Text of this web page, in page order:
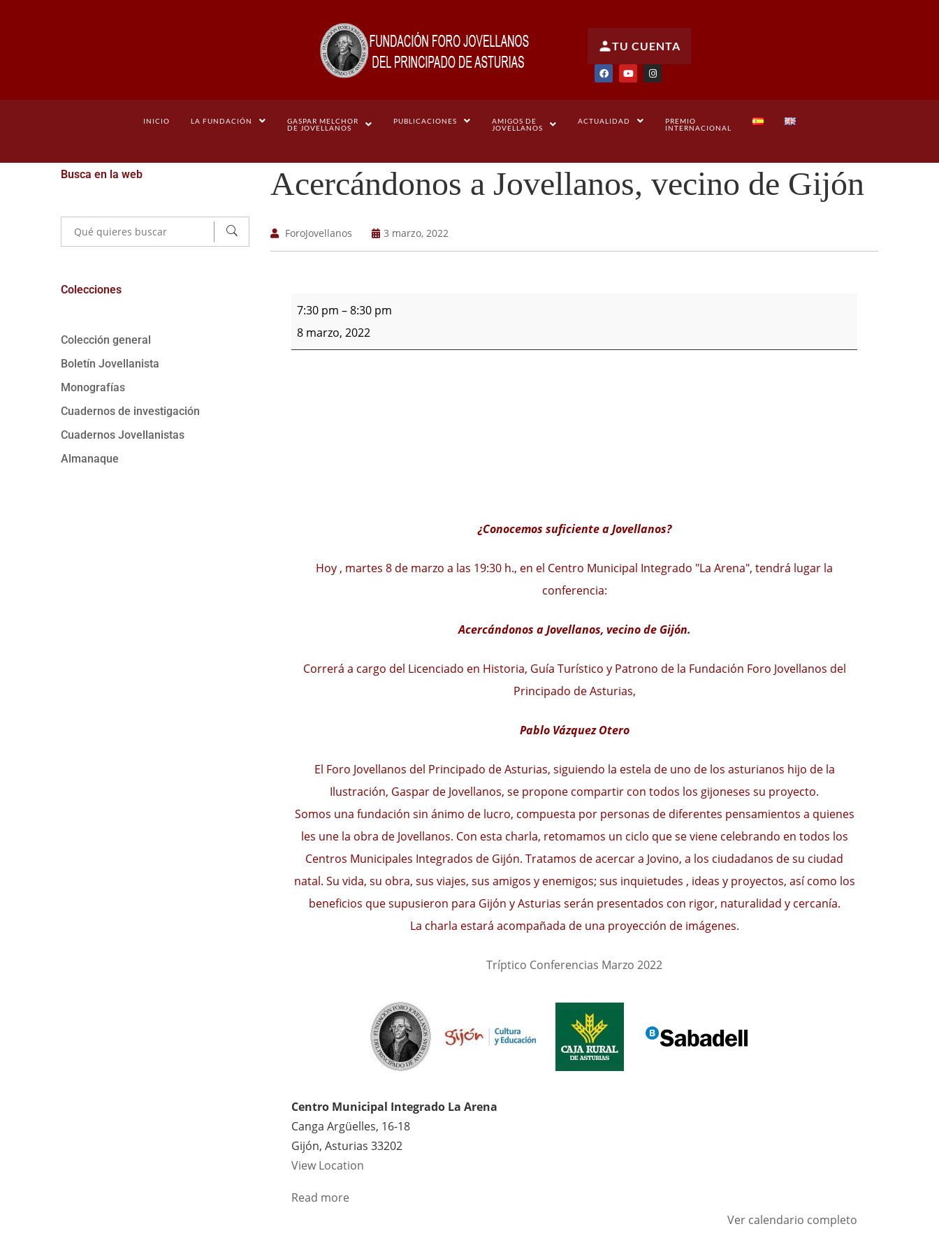
TU CUENTA
INICIO LA FUNDACIÓN
GASPAR MELCHOR
DE JOVELLANOS
PUBLICACIONES
AMIGOS DE
JOVELLANOS
ACTUALIDAD
PREMIO
INTERNACIONAL
Busca en la web
Colecciones
Colección general
Boletín Jovellanista
Monografías
Cuadernos de investigación
Cuadernos Jovellanistas
Almanaque
Acercándonos a Jovellanos, vecino de Gijón
ForoJovellanos 3 marzo, 2022
7:30 pm –8:30 pm
8 marzo, 2022
¿Conocemos suficiente a Jovellanos?
Hoy , martes 8 de marzo a las 19:30 h., en el Centro Municipal Integrado "La Arena", tendrá lugar la
conferencia:
Acercándonos a Jovellanos, vecino de Gijón.
Correrá a cargo del Licenciado en Historia, Guía Turístico y Patrono de la Fundación Foro Jovellanos del
Principado de Asturias,
Pablo Vázquez Otero
El Foro Jovellanos del Principado de Asturias, siguiendo la estela de uno de los asturianos hijo de la
Ilustración, Gaspar de Jovellanos, se propone compartir con todos los gijoneses su proyecto.
Somos una fundación sin ánimo de lucro, compuesta por personas de diferentes pensamientos a quienes
les une la obra de Jovellanos. Con esta charla, retomamos un ciclo que se viene celebrando en todos los
Centros Municipales Integrados de Gijón. Tratamos de acercar a Jovino, a los ciudadanos de su ciudad
natal. Su vida, su obra, sus viajes, sus amigos y enemigos; sus inquietudes , ideas y proyectos, así como los
beneficios que supusieron para Gijón y Asturias serán presentados con rigor, naturalidad y cercanía.
La charla estará acompañada de una proyección de imágenes.
Tríptico Conferencias Marzo 2022
Centro Municipal Integrado La Arena
Canga Argüelles, 16-18
Gijón, Asturias 33202
View Location
Read more
Ver calendario completo